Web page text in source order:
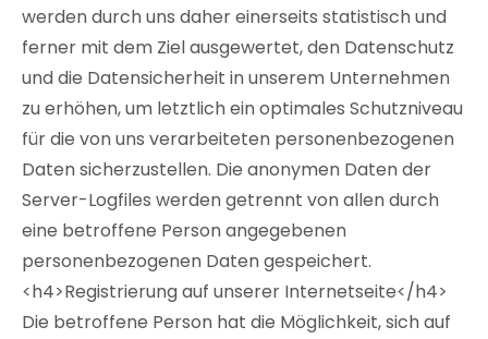
werden durch uns daher einerseits statistisch und
ferner mit dem Ziel ausgewertet, den Datenschutz
und die Datensicherheit in unserem Unternehmen
zu erhöhen, um letztlich ein optimales Schutzniveau
für die von uns verarbeiteten personenbezogenen
Daten sicherzustellen. Die anonymen Daten der
Server-Logfiles werden getrennt von allen durch
eine betroffene Person angegebenen
personenbezogenen Daten gespeichert.
<h4>Registrierung auf unserer Internetseite</h4>
Die betroffene Person hat die Möglichkeit, sich auf